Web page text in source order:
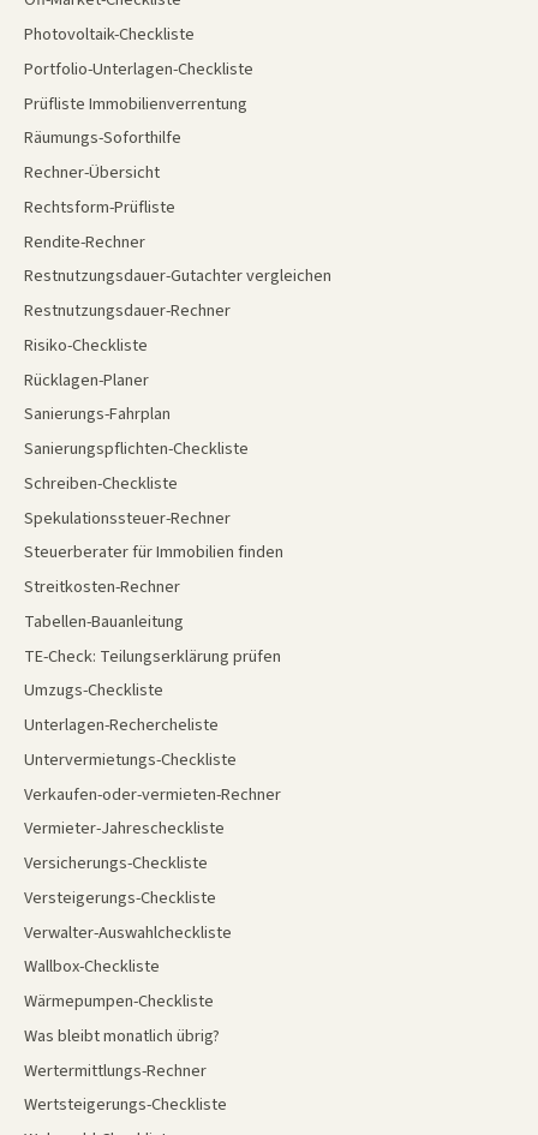
Photovoltaik-Checkliste
Portfolio-Unterlagen-Checkliste
Prüfliste Immobilienverrentung
Räumungs-Soforthilfe
Rechner-Übersicht
Rechtsform-Prüfliste
Rendite-Rechner
Restnutzungsdauer-Gutachter vergleichen
Restnutzungsdauer-Rechner
Risiko-Checkliste
Rücklagen-Planer
Sanierungs-Fahrplan
Sanierungspflichten-Checkliste
Schreiben-Checkliste
Spekulationssteuer-Rechner
Steuerberater für Immobilien finden
Streitkosten-Rechner
Tabellen-Bauanleitung
TE-Check: Teilungserklärung prüfen
Umzugs-Checkliste
Unterlagen-Rechercheliste
Untervermietungs-Checkliste
Verkaufen-oder-vermieten-Rechner
Vermieter-Jahrescheckliste
Versicherungs-Checkliste
Versteigerungs-Checkliste
Verwalter-Auswahlcheckliste
Wallbox-Checkliste
Wärmepumpen-Checkliste
Was bleibt monatlich übrig?
Wertermittlungs-Rechner
Wertsteigerungs-Checkliste